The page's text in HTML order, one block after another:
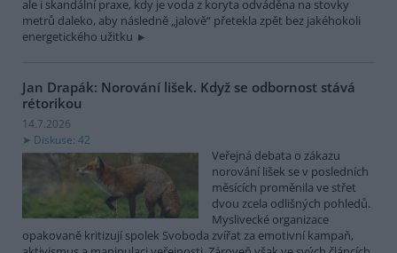
ale i skandální praxe, kdy je voda z koryta odváděna na stovky
metrů daleko, aby následně „jalově“ přetekla zpět bez jakéhokoli
energetického užitku
Jan Drapák: Norování lišek. Když se odbornost stává
rétorikou
14.7.2026
Diskuse: 42
Veřejná debata o zákazu
norování lišek se v posledních
měsících proměnila ve střet
dvou zcela odlišných pohledů.
Myslivecké organizace
opakovaně kritizují spolek Svoboda zvířat za emotivní kampaň,